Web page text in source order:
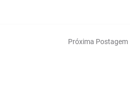
Próxima Postagem